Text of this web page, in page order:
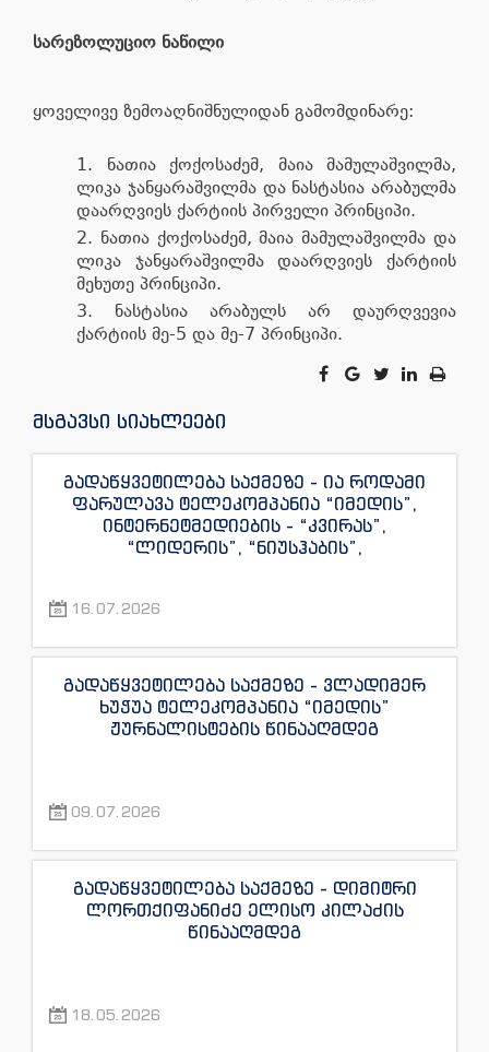
სარეზოლუციო ნაწილი
ყოველივე ზემოაღნიშნულიდან გამომდინარე:
ნათია ქოქოსაძემ, მაია მამულაშვილმა,
ლიკა ჯანყარაშვილმა და ნასტასია არაბულმა
დაარღვიეს ქარტიის პირველი პრინციპი.
ნათია ქოქოსაძემ, მაია მამულაშვილმა და
ლიკა ჯანყარაშვილმა დაარღვიეს ქარტიის
მეხუთე პრინციპი.
ნასტასია არაბულს არ დაურღვევია
ქარტიის მე-5 და მე-7 პრინციპი.
მსგავსი სიახლეები
გადაწყვეტილება საქმეზე - ია როდამი
ფარულავა ტელეკომპანია “იმედის”,
ინტერნეტმედიების - “კვირას”,
“ლიდერის”, “ნიუსჰაბის”,
“ექსკლუზივტივის” ჟურნალისტების
16.07.2026
გადაწყვეტილება საქმეზე - ვლადიმერ
ხუჭუა ტელეკომპანია “იმედის”
ჟურნალისტების წინააღმდეგ
09.07.2026
გადაწყვეტილება საქმეზე - დიმიტრი
ლორთქიფანიძე ელისო კილაძის
წინააღმდეგ
18.05.2026